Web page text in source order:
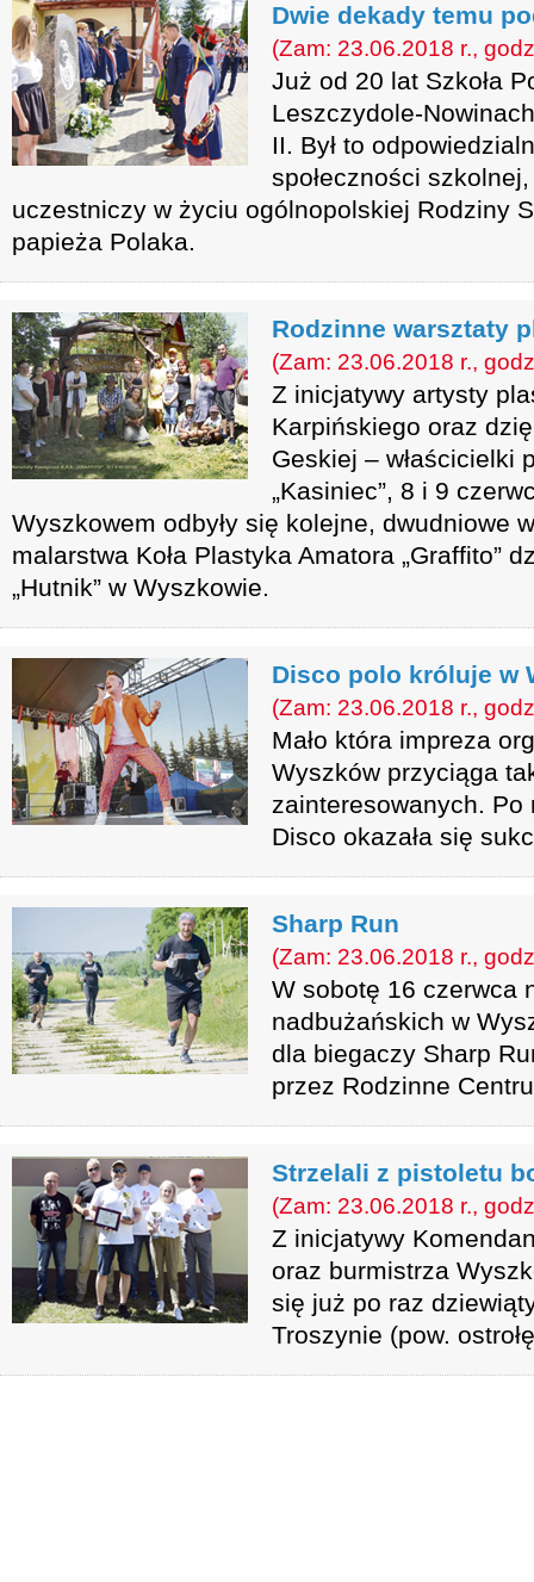
Dwie dekady temu
(Zam: 23.06.2018 r.,
Już od 20 lat Szkoła
Leszczydole-
II. Był to
społeczności
uczestniczy w życiu ogólnopolskiej Rodziny
papieża Polaka.
Rodzinne warsztaty
(Zam: 23.06.2018 r.,
Z inicjatywy artysty
Karpińskiego oraz
Geskiej – właścicielki
„Kasiniec”, 8 i 9
Wyszkowem odbyły się kolejne, dwudniowe
malarstwa Koła Plastyka Amatora „Graffito”
„Hutnik” w Wyszkowie.
Disco polo króluje w
(Zam: 23.06.2018 r.,
Mało która impreza
Wyszków przyciąga
zainteresowanych.
Disco okazała się
Sharp Run
(Zam: 23.06.2018 r.,
W sobotę 16 czerwca
nadbużańskich w
dla biegaczy Sharp
przez Rodzinne
Strzelali z pistoletu
(Zam: 23.06.2018 r.,
Z inicjatywy
oraz burmistrza
się już po raz
Troszynie (pow.